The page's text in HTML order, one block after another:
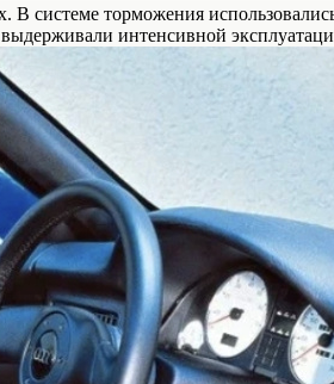
В системе торможения
интенсивной